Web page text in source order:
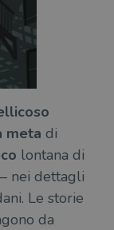
meta di
lontana di
nei dettagli
Le storie
da